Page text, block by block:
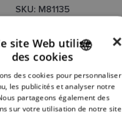
SKU: M81135
FRENCH
DANISH
×
site Web utilise
des cookies
des cookies pour personnaliser
les publicités et analyser notre
partageons également des
sur votre utilisation de notre site